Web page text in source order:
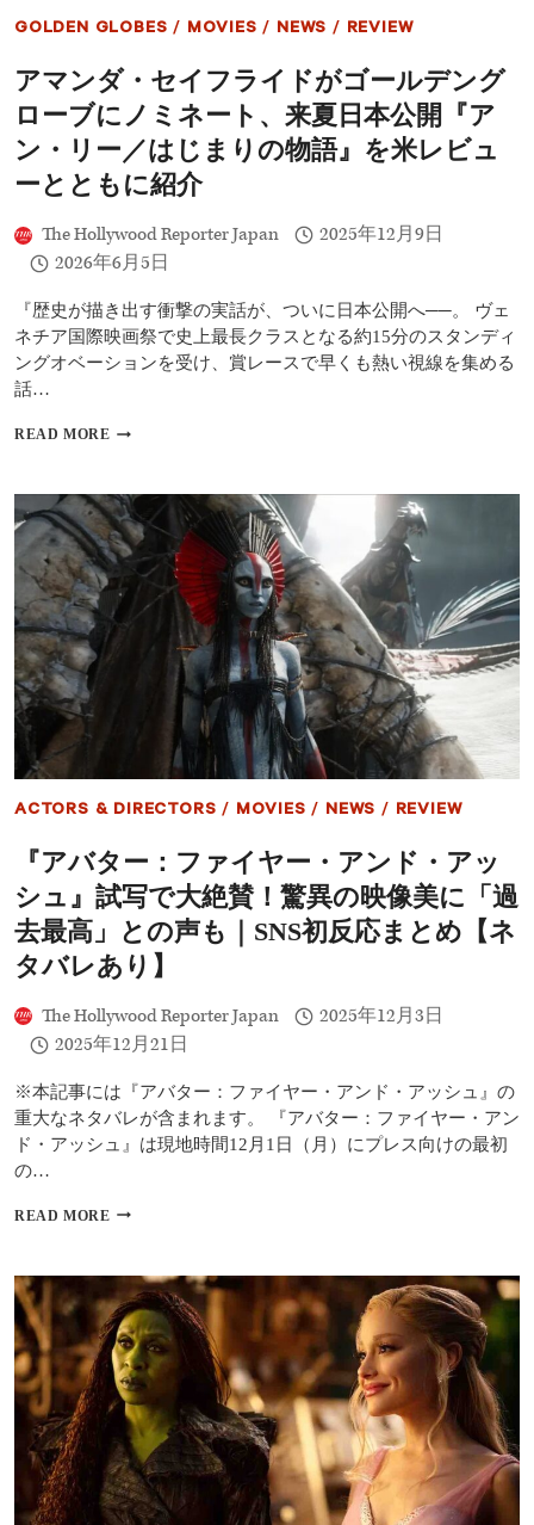
目
押
き
作
総
ま
と
め
GOLDEN GLOBES / MOVIES / NEWS / REVIEW
アマンダ・セイフライドがゴールデング
ローブにノミネート、来夏日本公開『ア
ン・リー／はじまりの物語』を米レビュ
ーとともに紹介
The Hollywood Reporter Japan
2025年12月9日
2026年6月5日
『歴史が描き出す衝撃の実話が、ついに日本公開へ──。 ヴェ
ネチア国際映画祭で史上最長クラスとなる約15分のスタンディ
ングオベーションを受け、賞レースで早くも熱い視線を集める
話…
READ MORE ア
ダ・
セ
イ
フ
ラ
イ
ド
ー
に
ノ
ミ
ー
ト、
夏
日
本
開
『ア
ン・
は
の
物
語』
を
米
レ
ビ
ュ
ー
と
ACTORS & DIRECTORS / MOVIES / NEWS / REVIEW
『アバター：ファイヤー・アンド・アッ
シュ』試写で大絶賛！驚異の映像美に「過
去最高」との声も｜SNS初反応まとめ【ネ
タバレあり】
The Hollywood Reporter Japan
2025年12月3日
2025年12月21日
※本記事には『アバター：ファイヤー・アンド・アッシュ』の
重大なネタバレが含まれます。 『アバター：ファイヤー・アン
ド・アッシュ』は現地時間12月1日（月）にプレス向けの最初
の…
READ MORE 『ア
ー：
フ
ァ
イ
ヤ
ー・
ア
ド・
ア
ッ
シ